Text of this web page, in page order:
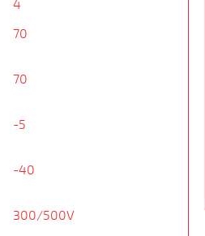
4
70
70
-5
-40
300/500V